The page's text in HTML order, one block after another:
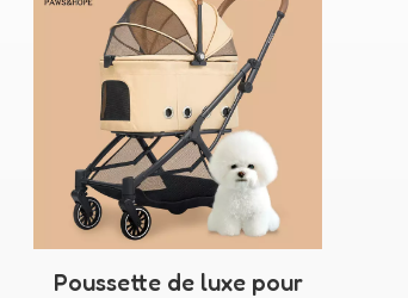
Poussette de luxe pour